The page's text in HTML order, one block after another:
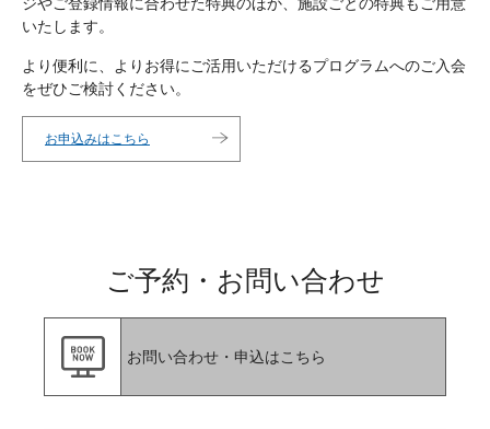
いたします。
より便利に、よりお得にご活用いただけるプログラムへのご入会
をぜひご検討ください。
お申込みはこちら
ご予約・お問い合わせ
お問い合わせ・申込はこちら